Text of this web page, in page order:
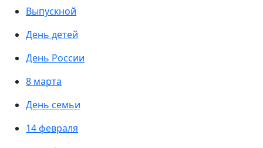
Выпускной
День детей
День России
8 марта
День семьи
14 февраля